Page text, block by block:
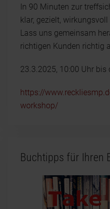
In 90 Minuten zur
klar, gezielt, wirkungsvoll
Lass uns gemeinsam
richtigen Kunden richtig
23.3.2025, 10:00 Uhr bis
https://
workshop/
Buchtipps für Ihren